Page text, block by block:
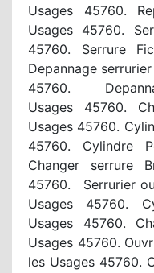
Usages 45760.
Usages 45760.
45760. Serrure
Depannage
45760.
Usages 45760.
Usages 45760.
45760. Cylindre
Changer serrure
45760. Serrurier
Usages 45760.
Usages 45760.
Usages 45760.
les Usages 45760.